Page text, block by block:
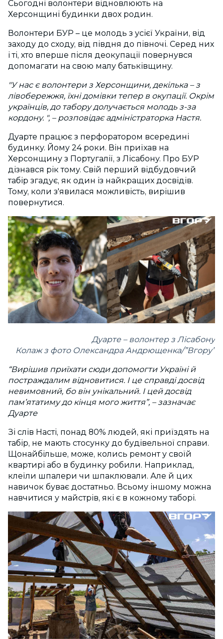
Сьогодні волонтери відновлюють на
Херсонщині будинки двох родин.
Волонтери БУР – це молодь з усієї України, від
заходу до сходу, від півдня до півночі. Серед них
і ті, хто вперше після деокупації повернувся
допомагати на свою малу батьківщину.
"У нас є волонтери з Херсонщини, декілька – з
лівобережжя, їхні домівки тепер в окупації. Окрім
українців, до табору долучається молодь з-за
кордону. ", – розповідає адміністраторка Настя.
Дуарте працює з перфоратором всередині
будинку. Йому 24 роки. Він приїхав на
Херсонщину з Португалії, з Лісабону. Про БУР
дізнався рік тому. Свій перший відбудовчий
табір згадує, як один із найкращих досвідів.
Тому, коли з'явилася можливість, вирішив
повернутися.
Дуарте – волонтер з Лісабону
Колаж з фото Олександра Андрющенка/”Вгору”
“Вирішив приїхати сюди допомогти Україні й
постраждалим відновитися. І це справді досвід
невимовний, бо він унікальний. І цей досвід
пам’ятатиму до кінця мого життя”, – зазначає
Дуарте
Зі слів Насті, понад 80% людей, які приїздять на
табір, не мають стосунку до будівельної справи.
Щонайбільше, може, колись ремонт у своїй
квартирі або в будинку робили. Наприклад,
клеїли шпалери чи шпаклювали. Але й цих
навичок буває достатньо. Всьому іншому можна
навчитися у майстрів, які є в кожному таборі.